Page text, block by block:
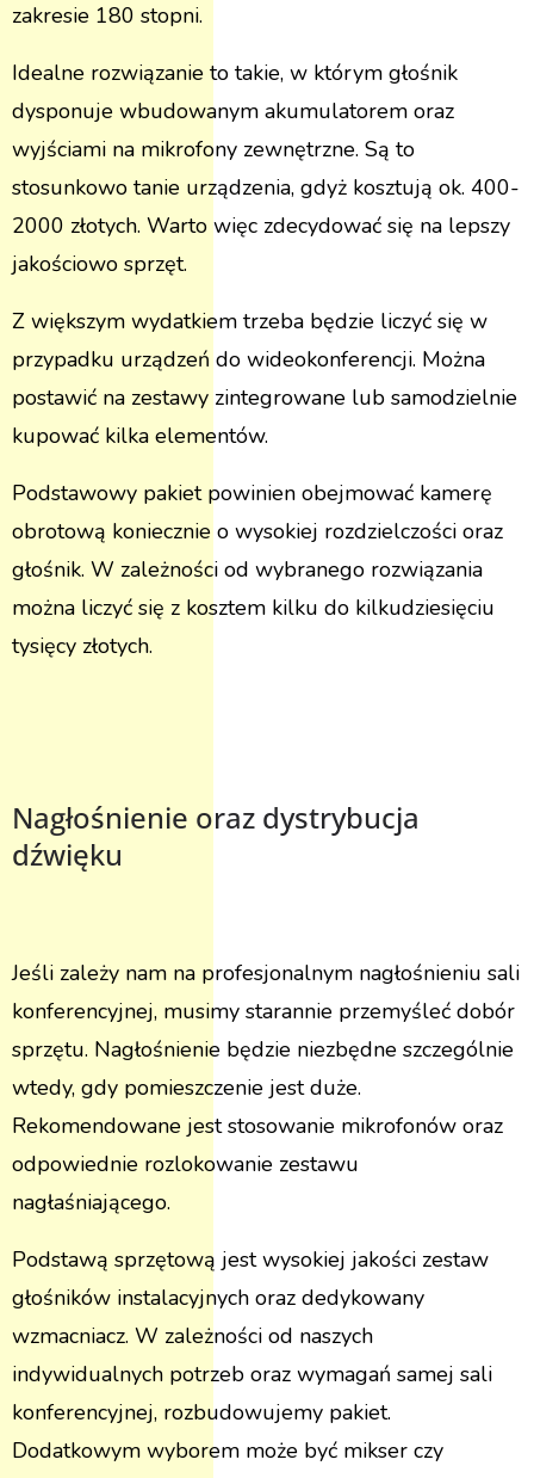
zakresie 180 stopni.
Idealne rozwiązanie to takie, w którym głośnik
dysponuje wbudowanym akumulatorem oraz
wyjściami na mikrofony zewnętrzne. Są to
stosunkowo tanie urządzenia, gdyż kosztują ok. 400-
2000 złotych. Warto więc zdecydować się na lepszy
jakościowo sprzęt.
Z większym wydatkiem trzeba będzie liczyć się w
przypadku urządzeń do wideokonferencji. Można
postawić na zestawy zintegrowane lub samodzielnie
kupować kilka elementów.
Podstawowy pakiet powinien obejmować kamerę
obrotową koniecznie o wysokiej rozdzielczości oraz
głośnik. W zależności od wybranego rozwiązania
można liczyć się z kosztem kilku do kilkudziesięciu
tysięcy złotych.
Nagłośnienie oraz dystrybucja
dźwięku
Jeśli zależy nam na profesjonalnym nagłośnieniu sali
konferencyjnej, musimy starannie przemyśleć dobór
sprzętu. Nagłośnienie będzie niezbędne szczególnie
wtedy, gdy pomieszczenie jest duże.
Rekomendowane jest stosowanie mikrofonów oraz
odpowiednie rozlokowanie zestawu
nagłaśniającego.
Podstawą sprzętową jest wysokiej jakości zestaw
głośników instalacyjnych oraz dedykowany
wzmacniacz. W zależności od naszych
indywidualnych potrzeb oraz wymagań samej sali
konferencyjnej, rozbudowujemy pakiet.
Dodatkowym wyborem może być mikser czy